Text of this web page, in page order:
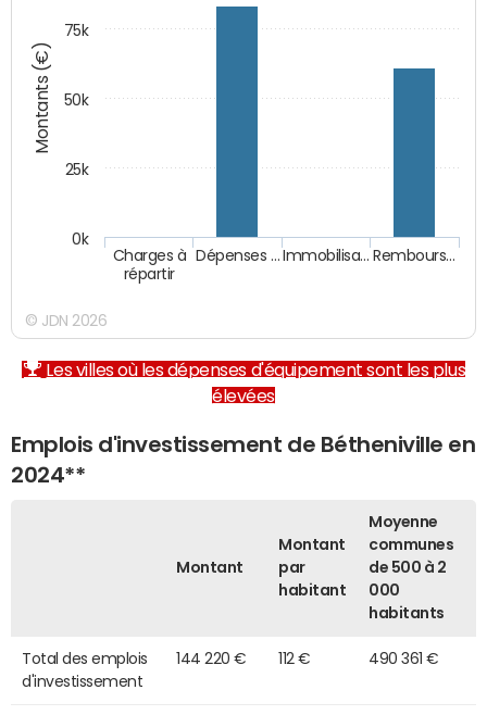
Montants (€)
Charges à
répartir
Dépenses … Immobilisa… Rembours…
0k
25k
50k
75k
© JDN 2026
Les villes où les dépenses d'équipement sont les plus
élevées
Emplois d'investissement de Bétheniville en
2024**
Montant
Montant
par
habitant
Moyenne
communes
de 500 à 2
000
habitants
Total des emplois
d'investissement
144 220 € 112 € 490 361 €